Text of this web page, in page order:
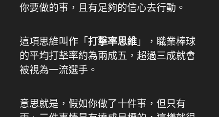
你要做的事，且有足夠的信心去行動。
這項思維叫作「 打擊率思維 」，職業棒球
的平均打擊率約為兩成五，超過三成就會
被視為一流選手。
意思就是，假如你做了十件事，但只有